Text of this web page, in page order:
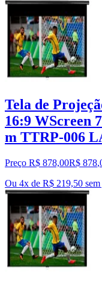
Tela de
16:9 WScreen
m TTRP-006
Preço R$ 878,00R$ 878,
Ou 4x de R$ 219,50